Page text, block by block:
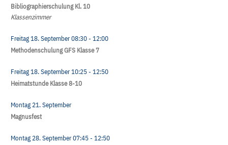
Bibliographierschulung Kl. 10
Klassenzimmer
Freitag 18. September08:30- 12:00
Methodenschulung GFS Klasse 7
Freitag 18. September10:25- 12:50
Heimatstunde Klasse 8-10
Montag 21. September
Magnusfest
Montag 28. September07:45- 12:50